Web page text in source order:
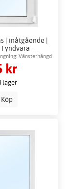
| inåtgående |
Fyndvara -
(bredd x höjd i
Vänsterhängd
kr
lager
Köp